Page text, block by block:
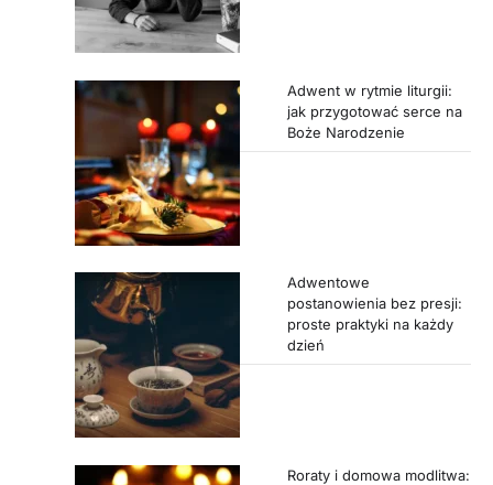
Adwent w rytmie liturgii:
jak przygotować serce na
Boże Narodzenie
Adwentowe
postanowienia bez presji:
proste praktyki na każdy
dzień
Roraty i domowa modlitwa: